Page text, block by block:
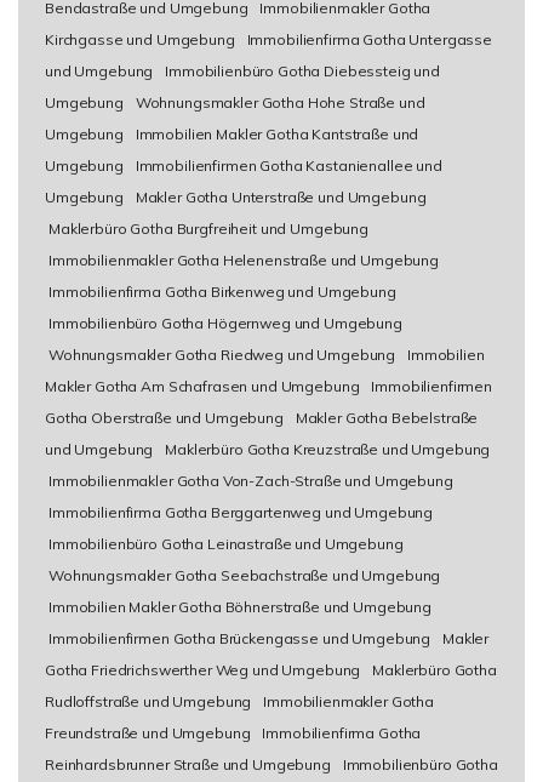
Bendastraße und Umgebung
Immobilienmakler Gotha
Kirchgasse und Umgebung
Immobilienfirma Gotha Untergasse
und Umgebung
Immobilienbüro Gotha Diebessteig und
Umgebung
Wohnungsmakler Gotha Hohe Straße und
Umgebung
Immobilien Makler Gotha Kantstraße und
Umgebung
Immobilienfirmen Gotha Kastanienallee und
Umgebung
Makler Gotha Unterstraße und Umgebung
Maklerbüro Gotha Burgfreiheit und Umgebung
Immobilienmakler Gotha Helenenstraße und Umgebung
Immobilienfirma Gotha Birkenweg und Umgebung
Immobilienbüro Gotha Högernweg und Umgebung
Wohnungsmakler Gotha Riedweg und Umgebung
Immobilien
Makler Gotha Am Schafrasen und Umgebung
Immobilienfirmen
Gotha Oberstraße und Umgebung
Makler Gotha Bebelstraße
und Umgebung
Maklerbüro Gotha Kreuzstraße und Umgebung
Immobilienmakler Gotha Von-Zach-Straße und Umgebung
Immobilienfirma Gotha Berggartenweg und Umgebung
Immobilienbüro Gotha Leinastraße und Umgebung
Wohnungsmakler Gotha Seebachstraße und Umgebung
Immobilien Makler Gotha Böhnerstraße und Umgebung
Immobilienfirmen Gotha Brückengasse und Umgebung
Makler
Gotha Friedrichswerther Weg und Umgebung
Maklerbüro Gotha
Rudloffstraße und Umgebung
Immobilienmakler Gotha
Freundstraße und Umgebung
Immobilienfirma Gotha
Reinhardsbrunner Straße und Umgebung
Immobilienbüro Gotha